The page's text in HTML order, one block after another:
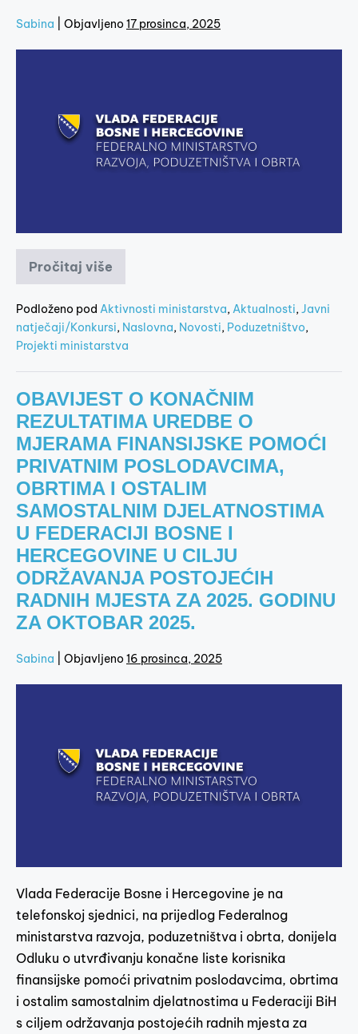
Sabina Objavljeno 17 prosinca, 2025
Pročitaj više
Podloženo pod Aktivnosti ministarstva, Aktualnosti, Javni
natječaji/Konkursi, Naslovna, Novosti, Poduzetništvo,
Projekti ministarstva
OBAVIJEST O KONAČNIM
REZULTATIMA UREDBE O
MJERAMA FINANSIJSKE POMOĆI
PRIVATNIM POSLODAVCIMA,
OBRTIMA I OSTALIM
SAMOSTALNIM DJELATNOSTIMA
U FEDERACIJI BOSNE I
HERCEGOVINE U CILJU
ODRŽAVANJA POSTOJEĆIH
RADNIH MJESTA ZA 2025. GODINU
ZA OKTOBAR 2025.
Sabina Objavljeno 16 prosinca, 2025
Vlada Federacije Bosne i Hercegovine je na
telefonskoj sjednici, na prijedlog Federalnog
ministarstva razvoja, poduzetništva i obrta, donijela
Odluku o utvrđivanju konačne liste korisnika
finansijske pomoći privatnim poslodavcima, obrtima
i ostalim samostalnim djelatnostima u Federaciji BiH
s ciljem održavanja postojećih radnih mjesta za